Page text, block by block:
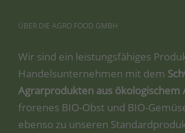
ÜBER DIE AGRO FOOD GMBH
Wir sind ein leis­tungs­fä­hi­ges
Han­dels­un­ter­neh­men mit dem
Agrar­pro­duk­ten aus öko­lo­gi­schem
fro­re­nes BIO-Obst und BIO-
eben­so zu unse­ren